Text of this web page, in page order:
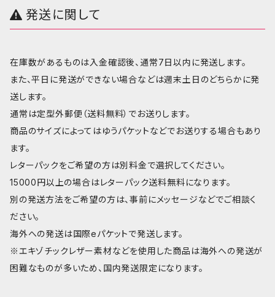
発送に関して
在庫数があるものは入金確認後、通常7日以内に発送します。
また、平日に発送ができない場合などは週末土日のどちらかに発
送します。
通常は定型外郵便（送料無料）でお送りします。
商品のサイズによってはゆうパケットなどでお送りする場合もあり
ます。
レターパックをご希望の方は別料金で選択してください。
15000円以上の場合はレターパック送料無料になります。
別の発送方法をご希望の方は、事前にメッセージなどでご相談く
ださい。
海外への発送は国際eパケットで発送します。
※エキゾチックレザー素材などを使用した商品は海外への発送が
困難なものが多いため、国内発送限定になります。